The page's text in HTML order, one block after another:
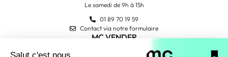
Le samedi de 9h à 15h
01 89 70 19 59
Contact via notre formulaire
MC VENDER